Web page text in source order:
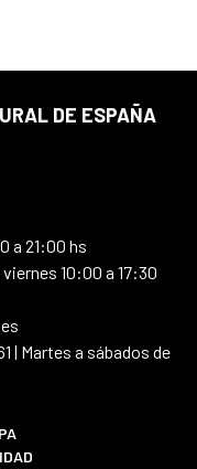
DE ESPAÑA
a 21:00 hs
10:00 a 17:30
| Martes a sábados de